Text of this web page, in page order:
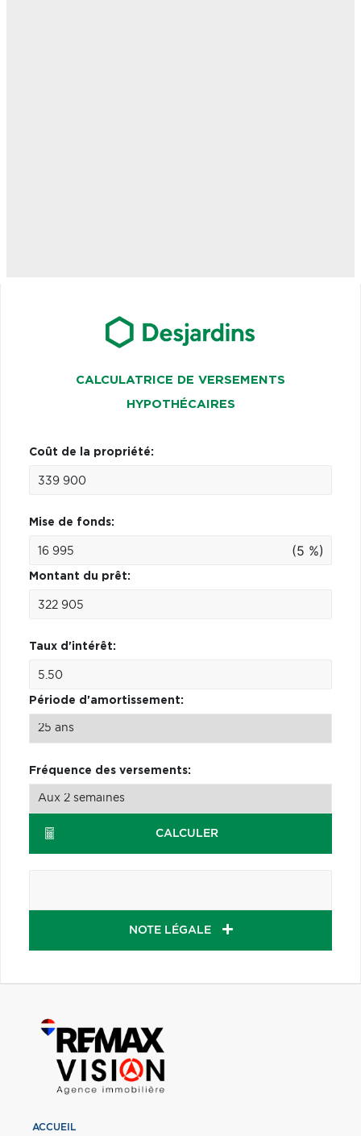
CALCULATRICE DE VERSEMENTS
HYPOTHÉCAIRES
Coût de la propriété:
Mise de fonds:
(5 %)
Montant du prêt:
Taux d'intérêt:
Période d'amortissement:
Fréquence des versements:
CALCULER
NOTE LÉGALE
ACCUEIL